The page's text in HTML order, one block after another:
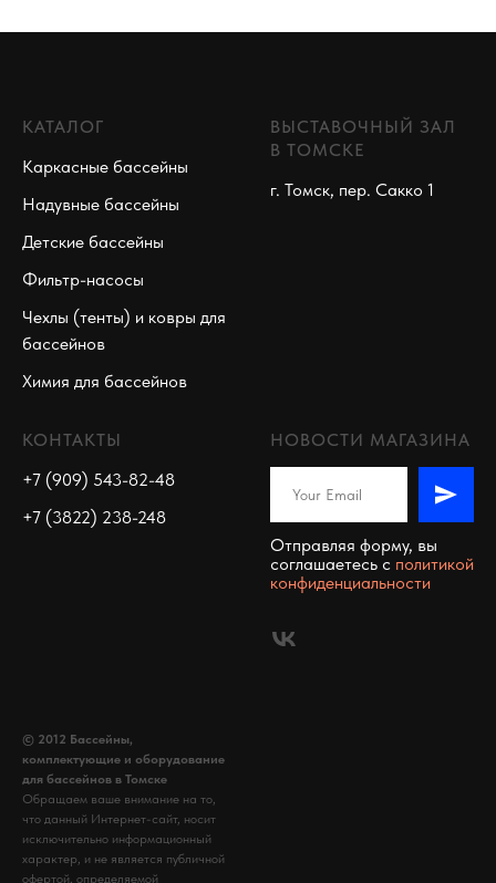
КАТАЛОГ
Каркасные бассейны
Надувные бассейны
Детские бассейны
Фильтр-насосы
Чехлы (тенты) и ковры для
бассейнов
Химия для бассейнов
ВЫСТАВОЧНЫЙ ЗАЛ
В ТОМСКЕ
г. Томск, пер. Сакко 1
КОНТАКТЫ
+7 (909) 543-82-48
+7 (3822) 238-248
НОВОСТИ МАГАЗИНА
Отправляя форму, вы
соглашаетесь c политикой
конфиденциальности
© 2012 Бассейны,
комплектующие и оборудование
для бассейнов в Томске
Обращаем ваше внимание на то,
что данный Интернет-сайт, носит
исключительно информационный
характер, и не является публичной
офертой, определяемой